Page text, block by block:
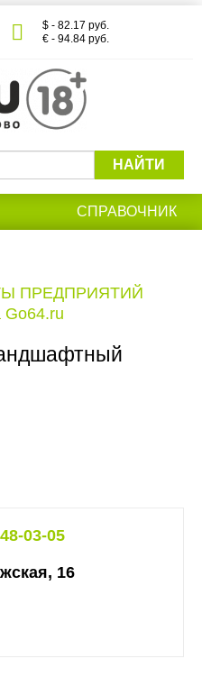
$ - 82.17 руб.
€ - 94.84 руб.
НАЙТИ
СПРАВОЧНИК
ПРЕДПРИЯТИЙ
Go64.ru
03-05
16